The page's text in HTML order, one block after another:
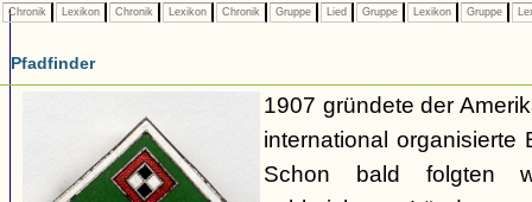
Chronik Lexikon Chronik Lexikon Chronik Gruppe Lied Gruppe Lexikon Gruppe
Pfadfinder
1907 gründete der
international organisierte
Schon bald folgten